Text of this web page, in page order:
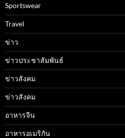
Sportswear
Travel
ข่าว
ข่าวประชาสัมพันธ์
ข่าวสังคม
ข่าวสังคม
อาหารจีน
อาหารอเมริกัน